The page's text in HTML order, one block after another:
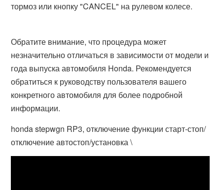
тормоз или кнопку "CANCEL" на рулевом колесе.
Обратите внимание, что процедура может
незначительно отличаться в зависимости от модели и
года выпуска автомобиля Honda. Рекомендуется
обратиться к руководству пользователя вашего
конкретного автомобиля для более подробной
информации.
honda stepwgn RP3, отключение функции старт-стоп/
отключение автостоп/установка \